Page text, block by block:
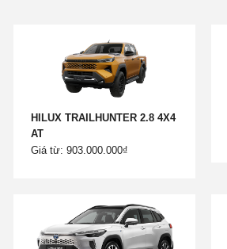
HILUX TRAILHUNTER 2.8 4X4
AT
Giá từ: 903.000.000₫